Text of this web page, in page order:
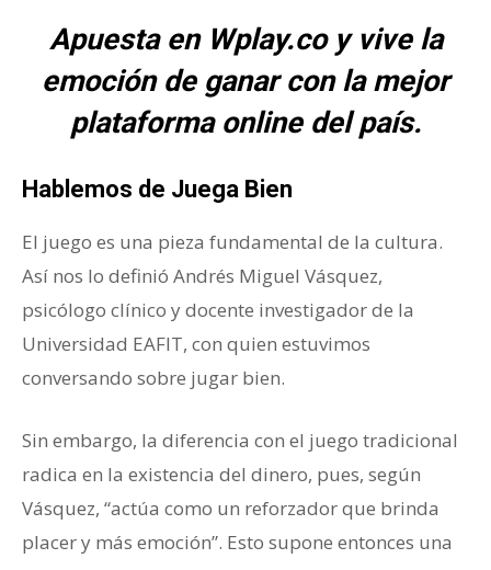
Apuesta en Wplay.co y vive la
emoción de ganar con la mejor
plataforma online del país.
Hablemos de Juega Bien
El juego es una pieza fundamental de la cultura.
Así nos lo definió Andrés Miguel Vásquez,
psicólogo clínico y docente investigador de la
Universidad EAFIT, con quien estuvimos
conversando sobre jugar bien.
Sin embargo, la diferencia con el juego tradicional
radica en la existencia del dinero, pues, según
Vásquez, “actúa como un reforzador que brinda
placer y más emoción”. Esto supone entonces una